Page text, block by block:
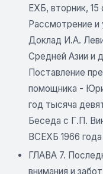
ЕХБ, вторник,
Рассмотрение
Доклад И.А.
Средней Азии и
Поставление
помощника -
год тысяча
Беседа с Г.П.
ВСЕХБ 1966 года
ГЛАВА 7.
внимания и